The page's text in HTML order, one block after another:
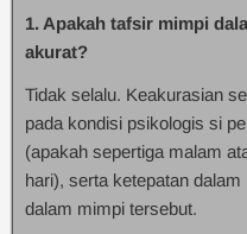
1. Apakah tafsir mimpi
akurat?
Tidak selalu. Keakurasian
pada kondisi psikologis si
(apakah sepertiga malam
hari), serta ketepatan
dalam mimpi tersebut.